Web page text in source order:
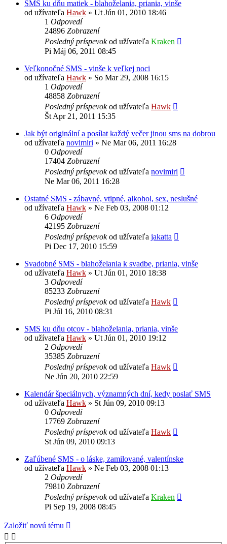
SMS ku dňu matiek - blahoželania, priania, vinše
od užívateľa Hawk » Ut Jún 01, 2010 18:46
1 Odpovedí
24896 Zobrazení
Posledný príspevokod užívateľa Kraken
Pi Máj 06, 2011 08:45
Veľkonočné SMS - vinše k veľkej noci
od užívateľa Hawk » So Mar 29, 2008 16:15
1 Odpovedí
48858 Zobrazení
Posledný príspevokod užívateľa Hawk
Št Apr 21, 2011 15:35
Jak být originální a posílat každý večer jinou sms na dobrou
od užívateľa novimiri » Ne Mar 06, 2011 16:28
0 Odpovedí
17404 Zobrazení
Posledný príspevokod užívateľa novimiri
Ne Mar 06, 2011 16:28
Ostatné SMS - zábavné, vtipné, alkohol, sex, neslušné
od užívateľa Hawk » Ne Feb 03, 2008 01:12
6 Odpovedí
42195 Zobrazení
Posledný príspevokod užívateľa jakatta
Pi Dec 17, 2010 15:59
Svadobné SMS - blahoželania k svadbe, priania, vinše
od užívateľa Hawk » Ut Jún 01, 2010 18:38
3 Odpovedí
85233 Zobrazení
Posledný príspevokod užívateľa Hawk
Pi Júl 16, 2010 08:31
SMS ku dňu otcov - blahoželania, priania, vinše
od užívateľa Hawk » Ut Jún 01, 2010 19:12
2 Odpovedí
35385 Zobrazení
Posledný príspevokod užívateľa Hawk
Ne Jún 20, 2010 22:59
Kalendár špeciálnych, významných dní, kedy poslať SMS
od užívateľa Hawk » St Jún 09, 2010 09:13
0 Odpovedí
17769 Zobrazení
Posledný príspevokod užívateľa Hawk
St Jún 09, 2010 09:13
Zaľúbené SMS - o láske, zamilované, valentínske
od užívateľa Hawk » Ne Feb 03, 2008 01:13
2 Odpovedí
79810 Zobrazení
Posledný príspevokod užívateľa Kraken
Pi Sep 19, 2008 08:45
Založiť novú tému